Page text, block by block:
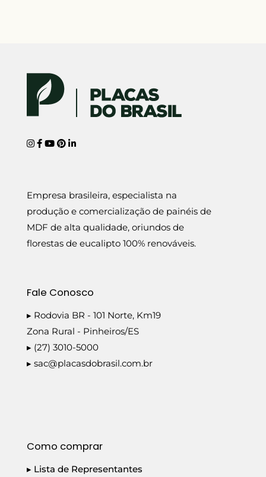
Empresa brasileira, especialista na
produção e comercialização de painéis de
MDF de alta qualidade, oriundos de
florestas de eucalipto 100% renováveis.
Fale Conosco
▸ Rodovia BR - 101 Norte, Km19
Zona Rural - Pinheiros/ES
▸ (27) 3010-5000
▸ sac@placasdobrasil.com.br
Como comprar
▸ Lista de Representantes